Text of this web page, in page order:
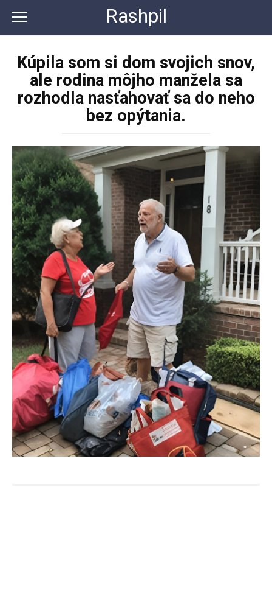
контенту
Rashpil
Kúpila som si dom svojich snov,
ale rodina môjho manžela sa
rozhodla nasťahovať sa do neho
bez opýtania.